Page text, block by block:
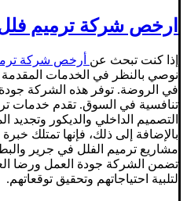
ارخص شركة ترميم
إذا كنت تبحث عن أرخص شركة
نوصي بالنظر في الخدمات
في الروضة. توفر هذه الشركة
تنافسية في السوق. تقدم خدمات
التصميم الداخلي والديكور وتجديد
بالإضافة إلى ذلك، فإنها تمتلك
مشاريع ترميم الفلل في جرير
تضمن الشركة جودة العمل ورضا
لتلبية احتياجاتهم وتحقيق توقعاتهم.